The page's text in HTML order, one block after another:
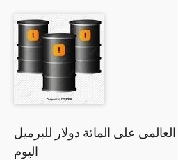
على المائة دولار للبرميل
اليوم